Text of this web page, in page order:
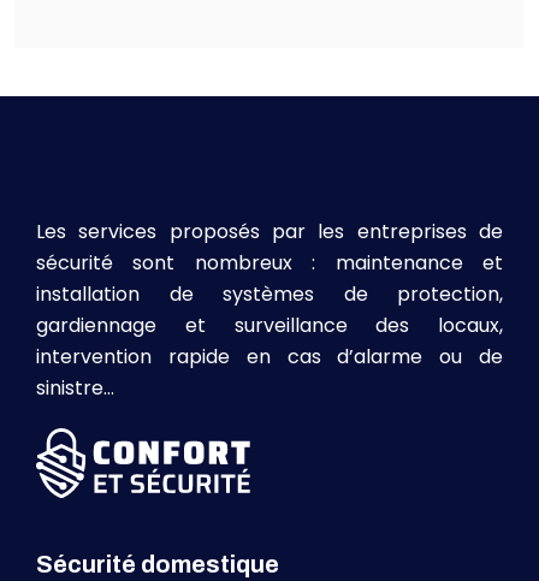
Les services proposés par les entreprises de
sécurité sont nombreux : maintenance et
installation de systèmes de protection,
gardiennage et surveillance des locaux,
intervention rapide en cas d’alarme ou de
sinistre…
Sécurité domestique